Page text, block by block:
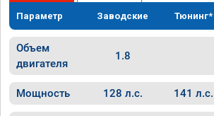
Параметр Заводские Тюнинг*
Объем
двигателя
1.8
Мощность 128 л.с. 141 л.с.